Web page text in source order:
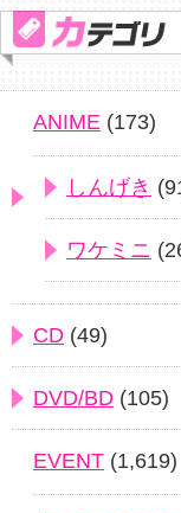
ANIME (173)
しんげき
ワケミニ
CD (49)
DVD/BD (105)
EVENT (1,619)